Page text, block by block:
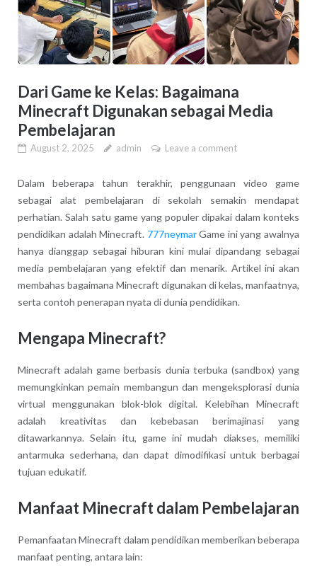
Dari Game ke Kelas: Bagaimana
Minecraft Digunakan sebagai Media
Pembelajaran
August 2, 2025 admin Leave a comment
Dalam beberapa tahun terakhir, penggunaan video game
sebagai alat pembelajaran di sekolah semakin mendapat
perhatian. Salah satu game yang populer dipakai dalam konteks
pendidikan adalah Minecraft. 777neymarGame ini yang awalnya
hanya dianggap sebagai hiburan kini mulai dipandang sebagai
media pembelajaran yang efektif dan menarik. Artikel ini akan
membahas bagaimana Minecraft digunakan di kelas, manfaatnya,
serta contoh penerapan nyata di dunia pendidikan.
Mengapa Minecraft?
Minecraft adalah game berbasis dunia terbuka (sandbox) yang
memungkinkan pemain membangun dan mengeksplorasi dunia
virtual menggunakan blok-blok digital. Kelebihan Minecraft
adalah kreativitas dan kebebasan berimajinasi yang
ditawarkannya. Selain itu, game ini mudah diakses, memiliki
antarmuka sederhana, dan dapat dimodifikasi untuk berbagai
tujuan edukatif.
Manfaat Minecraft dalam Pembelajaran
Pemanfaatan Minecraft dalam pendidikan memberikan beberapa
manfaat penting, antara lain: